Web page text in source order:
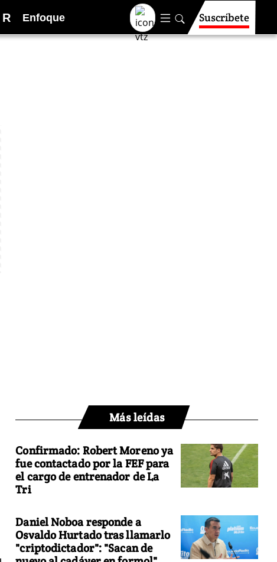
R Enfoque Suscríbete
Más leídas
Confirmado: Robert Moreno ya
fue contactado por la FEF para
el cargo de entrenador de La
Tri
Daniel Noboa responde a
Osvaldo Hurtado tras llamarlo
"criptodictador": "Sacan de